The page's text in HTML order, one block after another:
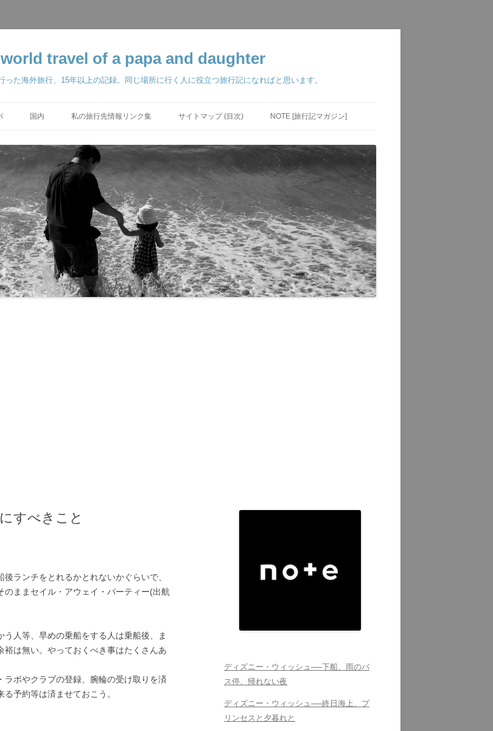
travel of a papa and daughter
た海外旅行、15年以上の記録。同じ場所に行く人に役立つ旅行記になればと思います。
ーズ
国内 私の旅行先情報リンク集 サイトマップ (目次) NOTE [旅行記マガジン]
すべきこと
ランチをとれるかとれないかぐらいで、
ままセイル・アウェイ・パーティー(出航
人等、早めの乗船をする人は乗船後、ま
は無い。やっておくべき事はたくさんあ
ボやクラブの登録、腕輪の受け取りを済
予約等は済ませておこう。
ディズニー・ウィッシュ──下船、雨のバ
ス停、帰れない夜
ディズニー・ウィッシュ──終日海上、プ
リンセスと夕暮れと